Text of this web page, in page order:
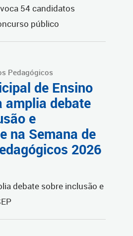
Pedagógicos
de Ensino
amplia debate
e
na Semana de
2026